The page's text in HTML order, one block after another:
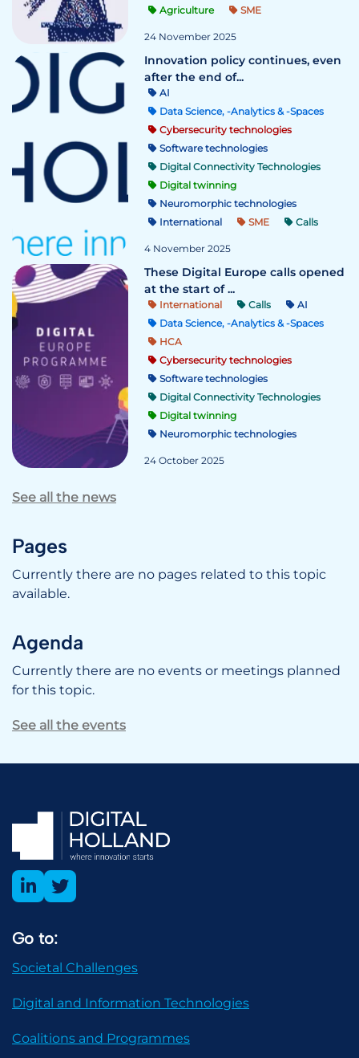
Agriculture
SME
24 November 2025
Innovation policy continues, even
after the end of...
AI
Data Science, -Analytics & -Spaces
Cybersecurity technologies
Software technologies
Digital Connectivity Technologies
Digital twinning
Neuromorphic technologies
International
SME Calls
4 November 2025
These Digital Europe calls opened
at the start of ...
International Calls
AI
Data Science, -Analytics & -Spaces
HCA
Cybersecurity technologies
Software technologies
Digital Connectivity Technologies
Digital twinning
Neuromorphic technologies
24 October 2025
See all the news
Pages
Currently there are no pages related to this topic
available.
Agenda
Currently there are no events or meetings planned
for this topic.
See all the events
Go to:
Societal Challenges
Digital and Information Technologies
Coalitions and Programmes